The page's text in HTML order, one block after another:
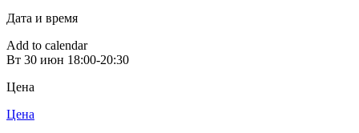
Дата и время
Add to calendar
Вт 30 июн 18:00-20:30
Цена
Цена